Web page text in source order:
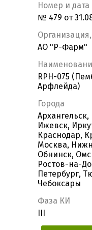
Номер и дата
№ 479 от
АО "Р-Фарм"
RPH-075
Арфлейда)
Города
Ижевск,
Краснодар,
Москва,
Обнинск,
Ростов-на-
Петербург,
Чебоксары
Фаза КИ